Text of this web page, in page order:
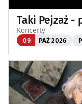
Taki Pejzaż -
Koncerty
09 PAŹ 2026